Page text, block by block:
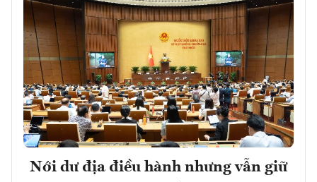
Nới dư địa điều hành nhưng vẫn giữ